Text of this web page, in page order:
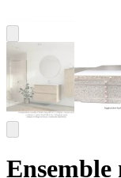
Ensemble